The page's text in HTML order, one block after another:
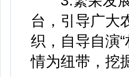
台，引导广大
织，自导自演
情为纽带，挖